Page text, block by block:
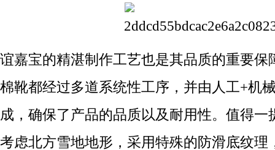
谊嘉宝的精湛制作工艺也是其品质的重要保
棉靴都经过多道系统性工序，并由人工+机
成，确保了产品的品质以及耐用性。值得一
考虑北方雪地地形，采用特殊的防滑底纹理